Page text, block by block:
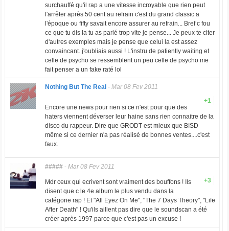
surchauffé qu'il rap a une vitesse incroyable que rien peut
l'arrêter après 50 cent au refrain c'est du grand classic a
l'époque ou fifty savait encore assurer au refrain... Bref c fou
ce que tu dis la tu as parlé trop vite je pense... Je peux te citer
d'autres exemples mais je pense que celui la est assez
convaincant. j'oubliais aussi ! L'instru de patiently waiting et
celle de psycho se ressemblent un peu celle de psycho me
fait penser a un fake raté lol
Nothing But The Real - Mar 08 Fev 2011
+1
Encore une news pour rien si ce n'est pour que des
haters viennent déverser leur haine sans rien connaitre de la
disco du rappeur. Dire que GRODT est mieux que BISD
même si ce dernier n'a pas réalisé de bonnes ventes....c'est
faux.
#####- Mar 08 Fev 2011
+3
Mdr ceux qui ecrivent sont vraiment des bouffons ! Ils
disent que c le 4e album le plus vendu dans la
catégorie rap ! Et "All Eyez On Me", "The 7 Days Theory", "Life
After Death" ! Qu'ils aillent pas dire que le soundscan a été
créer après 1997 parce que c'est pas un excuse !